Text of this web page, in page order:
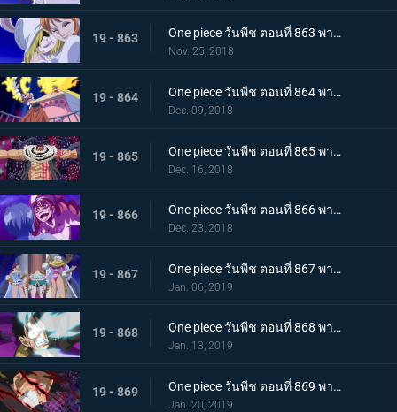
19 - 863 One piece วันพีช ตอนที่ 863 พากย์ไทย บุกทะลวงเข้าไป! สงครามทางทะเลครั้งใหญ่ของพวกหมวกฟาง
Nov. 25, 2018
19 - 864 One piece วันพีช ตอนที่ 864 พากย์ไทย การปะทะกันระหว่าง! สี่จักรพรรดิ ปะทะ พวกหมวกฟาง!
Dec. 09, 2018
19 - 865 One piece วันพีช ตอนที่ 865 พากย์ไทย เคล็ดลับวิชาจากเรย์ลี่! การพลิกเกมการต่อสู้กับคาตาคุริได้เริ่มขึ้นแล้ว
Dec. 16, 2018
19 - 866 One piece วันพีช ตอนที่ 866 พากย์ไทย ในที่สุดก็กลับมา! ซันจิ ชายผู้หยุดสี่จักรพรรดิ
Dec. 23, 2018
19 - 867 One piece วันพีช ตอนที่ 867 พากย์ไทย ศัตรูในเงามืด! นักลอบสังหารจู่โจมลูฟี่!
Jan. 06, 2019
19 - 868 One piece วันพีช ตอนที่ 868 พากย์ไทย การตัดสินใจของลูกผู้ชาย เดิมพันครั้งใหญ๋ที่แลกด้วยชีวิต
Jan. 13, 2019
19 - 869 One piece วันพีช ตอนที่ 869 พากย์ไทย จงตื่นขึ้นมา! ฮาคิสังเกตการณ์ สู่สุดยอดความแข็งแกร่ง!
Jan. 20, 2019